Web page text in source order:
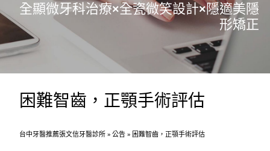
全顯微牙科治療×全瓷微笑設計×隱適美隱
形矯正
困難智齒，正顎手術評估
台中牙醫推薦張文信牙醫診所 » 公告 » 困難智齒，正顎手術評估